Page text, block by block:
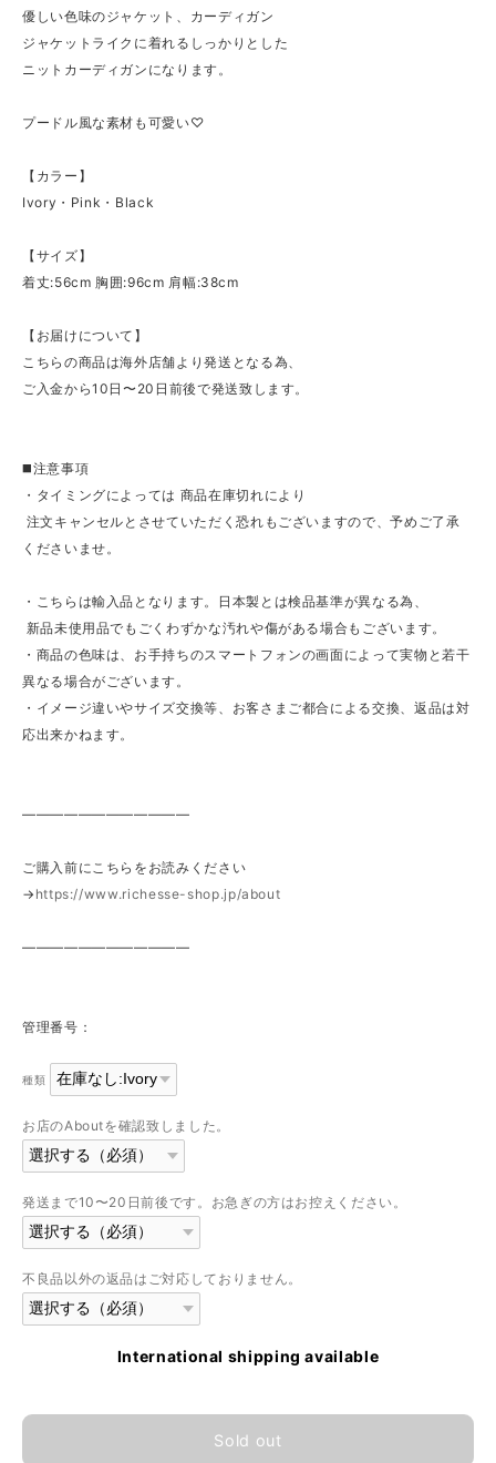
優しい色味のジャケット、カーディガン
ジャケットライクに着れるしっかりとした
ニットカーディガンになります。
プードル風な素材も可愛い♡
【カラー】
Ivory・Pink・Black
【サイズ】
着丈:56cm 胸囲:96cm 肩幅:38cm
【お届けについて】
こちらの商品は海外店舗より発送となる為、
ご入金から10日〜20日前後で発送致します。
◼️注意事項
・タイミングによっては 商品在庫切れにより
注文キャンセルとさせていただく恐れもございますので、予めご了承
くださいませ。
・こちらは輸入品となります。日本製とは検品基準が異なる為、
新品未使用品でもごくわずかな汚れや傷がある場合もございます。
・商品の色味は、お手持ちのスマートフォンの画面によって実物と若干
異なる場合がございます。
・イメージ違いやサイズ交換等、お客さまご都合による交換、返品は対
応出来かねます。
————————————
ご購入前にこちらをお読みください
→ https://www.richesse-shop.jp/about
————————————
管理番号：
種類
お店のAboutを確認致しました。
発送まで10〜20日前後です。お急ぎの方はお控えください。
不良品以外の返品はご対応しておりません。
International shipping available
Sold out